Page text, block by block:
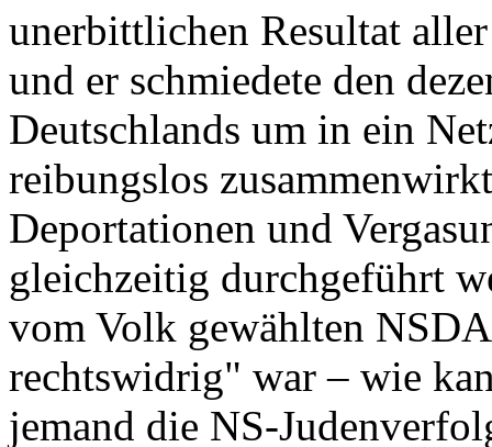
unerbittlichen Resultat
und er schmiedete den
Deutschlands um in ein
reibungslos
Deportationen und
gleichzeitig durchgeführt
vom Volk gewählten
rechtswidrig" war – wie
jemand die NS-